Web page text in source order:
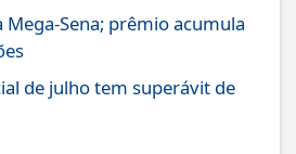
Sena; prêmio acumula
de julho tem superávit de